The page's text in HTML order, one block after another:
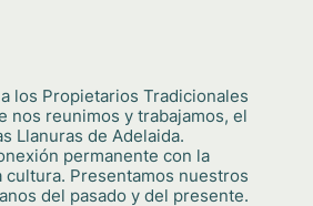
los Propietarios Tradicionales
nos reunimos y trabajamos, el
Llanuras de Adelaida.
permanente con la
cultura. Presentamos nuestros
del pasado y del presente.